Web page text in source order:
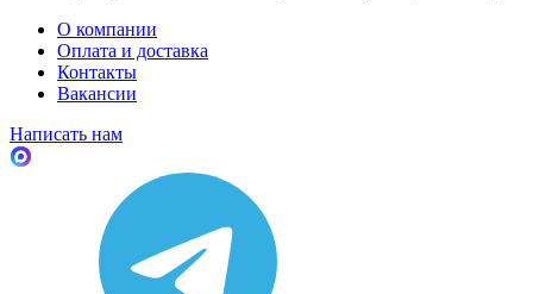
О компании
Оплата и доставка
Контакты
Вакансии
Написать нам